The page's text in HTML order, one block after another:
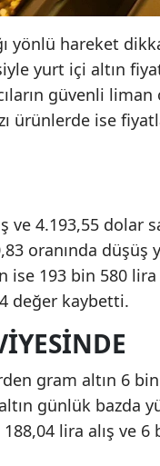
yönlü hareket
yurt içi altın
güvenli
ürünlerde ise
ve 4.193,55 dolar
oranında düşüş
ise 193 bin 580 lira
değer kaybetti.
gram altın 6
günlük bazda
lira alış ve 6